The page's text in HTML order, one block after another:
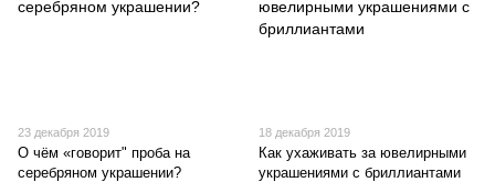
23 декабря 2019
О чём «говорит" проба на
серебряном украшении?
18 декабря 2019
Как ухаживать за ювелирными
украшениями с бриллиантами